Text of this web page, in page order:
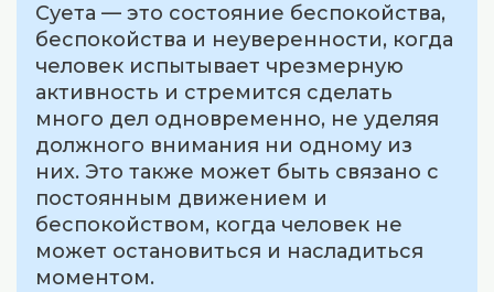
Суета — это состояние беспокойства,
беспокойства и неуверенности, когда
человек испытывает чрезмерную
активность и стремится сделать
много дел одновременно, не уделяя
должного внимания ни одному из
них. Это также может быть связано с
постоянным движением и
беспокойством, когда человек не
может остановиться и насладиться
моментом.